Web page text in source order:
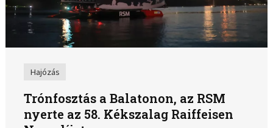
Hajózás
Trónfosztás a Balatonon, az RSM
nyerte az 58. Kékszalag Raiffeisen